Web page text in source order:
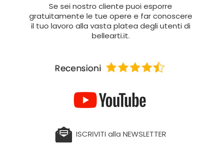
Se sei nostro cliente puoi esporre
gratuitamente le tue opere e far conoscere
il tuo lavoro alla vasta platea degli utenti di
bellearti.it.
ISCRIVITI alla NEWSLETTER